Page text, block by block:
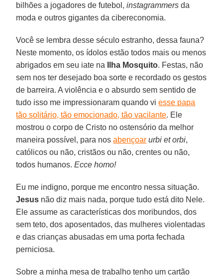
bilhões a jogadores de futebol,instagrammers da
moda e outros gigantes da cibereconomia.
Você se lembra desse século estranho, dessa fauna?
Neste momento, os ídolos estão todos mais ou menos
abrigados em seu iate na
Ilha Mosquito. Festas, não
sem nos ter desejado boa sorte e recordado os gestos
de barreira. A violência e o absurdo sem sentido de
tudo isso me impressionaram quando viesse papa
tão solitário, tão emocionado, tão vacilante. Ele
mostrou o corpo de Cristo no ostensório da melhor
maneira possível, para nosabençoar urbi et orbi,
católicos ou não, cristãos ou não, crentes ou não,
todos humanos.Ecce homo!
Eu me indigno, porque me encontro nessa situação.
Jesus não diz mais nada, porque tudo está dito Nele.
Ele assume as características dos moribundos, dos
sem teto, dos aposentados, das mulheres violentadas
e das crianças abusadas em uma porta fechada
perniciosa.
Sobre a minha mesa de trabalho tenho um cartão